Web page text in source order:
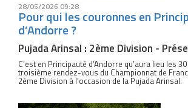
28/05/2026 09:28
Pour qui les couronnes en
d’Andorre ?
Pujada Arinsal : 2ème Division -
C’est en Principauté d’Andorre qu’aura lieu les
troisième rendez-vous du Championnat de
2ème Division à l’occasion de la Pujada Arinsal.